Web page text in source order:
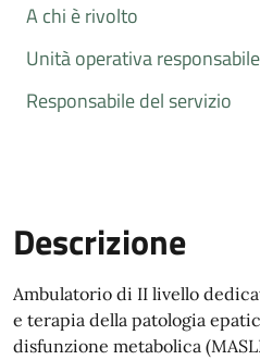
A chi è rivolto
Unità operativa responsabile
Responsabile del servizio
Descrizione
Ambulatorio di II livello
e terapia della patologia
disfunzione metabolica